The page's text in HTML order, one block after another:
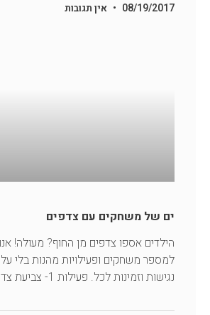
08/19/2017 אין תגובות
ים של משחקים עם צדפים
הילדים אספו צדפים מן החוף? מעולה!
למספר משחקים ופעילויות מהנות בלי
נגישות וזמינות לכל. פעילות 1- צביעת צדפים אביזרים